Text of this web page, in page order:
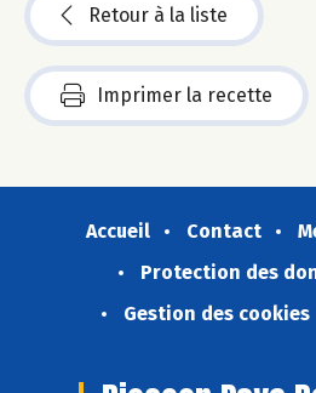
Retour à la liste
Imprimer la recette
Accueil Contact
Protection des
Gestion des cookies